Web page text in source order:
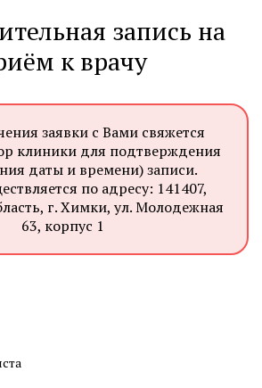
запись на
к врачу
заявки с Вами свяжется
клиники для подтверждения
даты и времени) записи.
по адресу: 141407,
г. Химки, ул. Молодежная
63, корпус 1